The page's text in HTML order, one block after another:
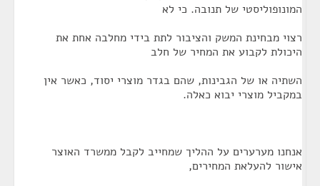
המונופוליסטי של תנובה. כי לא
רצוי מבחינת המשק והציבור לתת בידי מחלבה אחת את
היכולת לקבוע את המחיר של חלב
השתיה או של הגבינות, שהם בגדר מוצרי יסוד, כאשר אין
במקביל מוצרי יבוא כאלה.
אנחנו מערערים על ההליך שמחייב לקבל ממשרד האוצר
אישור להעלאת המחירים,